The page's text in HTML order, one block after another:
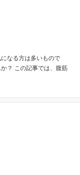
なる方は多いもので
？ この記事では、腹筋